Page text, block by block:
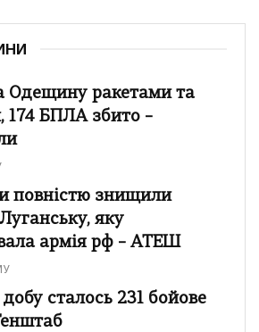
Одещину ракетами та
174 БПЛА збито –
повністю знищили
яку
армія рф – АТЕШ
сталось 231 бойове